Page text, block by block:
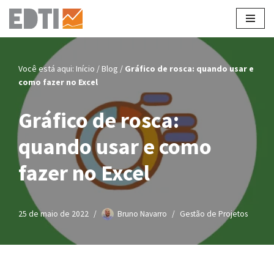
Pular
conteúdo
Você está aqui: Início / Blog / Gráfico de rosca: quando usar e
como fazer no Excel
Gráfico de rosca:
quando usar e como
fazer no Excel
25 de maio de 2022 Bruno Navarro Gestão de Projetos